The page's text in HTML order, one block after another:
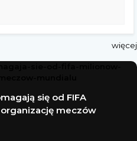
więcej
się od FIFA
meczów